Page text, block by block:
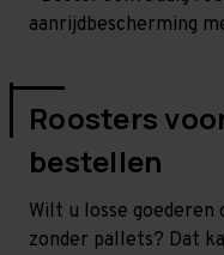
aanrijdbescherming
Roosters
bestellen
Wilt u losse
zonder pallets? Dat